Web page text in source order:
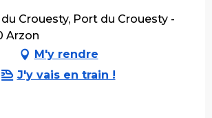
Crouesty, Port du Crouesty -
Arzon
M'y rendre
J'y vais en train !